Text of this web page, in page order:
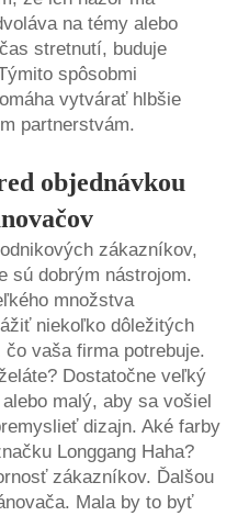
na témy alebo
stretnutí, buduje
spôsobmi
vytvárať hlbšie
partnerstvám.
objednávkou
zákazníkov,
sú dobrým nástrojom.
množstva
niekoľko dôležitých
vaša firma potrebuje.
Dostatočne veľký
malý, aby sa vošiel
dizajn. Aké farby
Longgang Haha?
zákazníkov. Ďalšou
Mala by to byť